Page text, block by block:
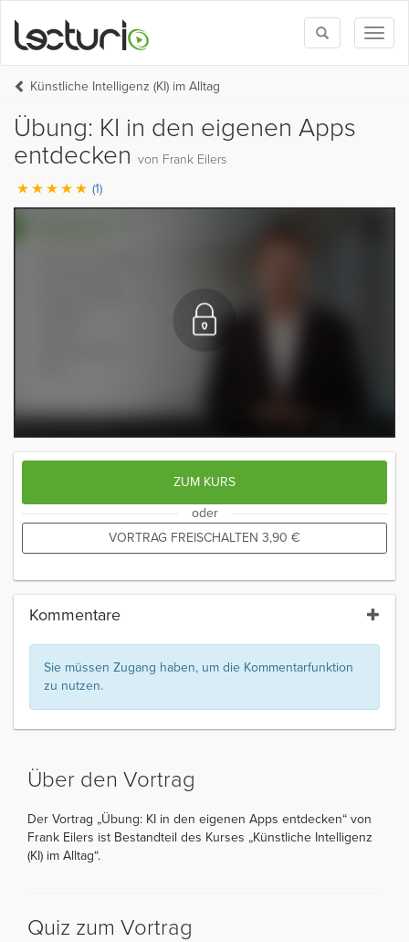
Toggle
search
Künstliche Intelligenz (KI) im Alltag
Übung: KI in den eigenen Apps
entdecken von Frank Eilers
(1)
ZUM KURS
oder
VORTRAG FREISCHALTEN 3,90 €
Kommentare
Sie müssen Zugang haben, um die Kommentarfunktion
zu nutzen.
Über den Vortrag
Der Vortrag „Übung: KI in den eigenen Apps entdecken“ von
Frank Eilers ist Bestandteil des Kurses „Künstliche Intelligenz
(KI) im Alltag“.
Quiz zum Vortrag